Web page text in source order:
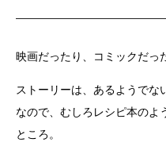
映画だったり、コミックだっ
ストーリーは、あるようでな
なので、むしろレシピ本のよ
ところ。